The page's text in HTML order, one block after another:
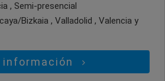
, Semi-presencial
Bizkaia , Valladolid , Valencia y
información